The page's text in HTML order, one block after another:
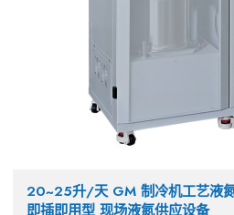
20~25升/天 GM 制冷机工艺液
即插即用型 现场液氮供应设备